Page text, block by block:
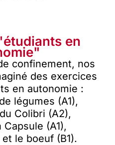
en
confinement, nos
des exercices
en autonomie :
légumes (A1),
Colibri (A2),
(A1),
le boeuf (B1).